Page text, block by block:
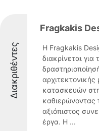
Διακριθέντες
Fragkakis
Η Fragkakis
διακρίνεται
κατασκευών
καθιερώνοντας
αξιόπιστος
έργα. Η ...